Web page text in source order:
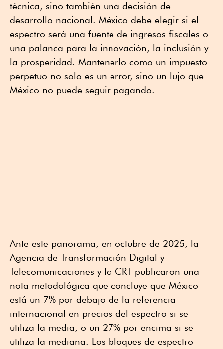
técnica, sino también una decisión de
desarrollo nacional. México debe elegir si el
espectro será una fuente de ingresos fiscales o
una palanca para la innovación, la inclusión y
la prosperidad. Mantenerlo como un impuesto
perpetuo no solo es un error, sino un lujo que
México no puede seguir pagando.
Ante este panorama, en octubre de 2025, la
Agencia de Transformación Digital y
Telecomunicaciones y la CRT publicaron una
nota metodológica que concluye que México
está un 7% por debajo de la referencia
internacional en precios del espectro si se
utiliza la media, o un 27% por encima si se
utiliza la mediana. Los bloques de espectro